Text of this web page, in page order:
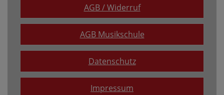
AGB / Widerruf
AGB Musikschule
Datenschutz
Impressum